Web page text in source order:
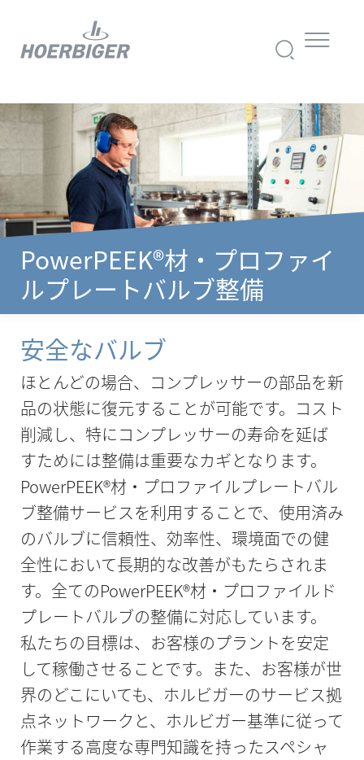
PowerPEEK®材・プロファイ
ルプレートバルブ整備
安全なバルブ
ほとんどの場合、コンプレッサーの部品を新
品の状態に復元することが可能です。コスト
削減し、特にコンプレッサーの寿命を延ば
すためには整備は重要なカギとなります。
PowerPEEK®材・プロファイルプレートバル
ブ整備サービスを利用することで、使用済み
のバルブに信頼性、効率性、環境面での健
全性において長期的な改善がもたらされま
す。全てのPowerPEEK®材・プロファイルド
プレートバルブの整備に対応しています。
私たちの目標は、お客様のプラントを安定
して稼働させることです。また、お客様が世
界のどこにいても、ホルビガーのサービス拠
点ネットワークと、ホルビガー基準に従って
作業する高度な専門知識を持ったスペシャ